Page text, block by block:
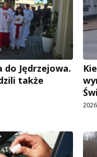
do Jędrzejowa.
także